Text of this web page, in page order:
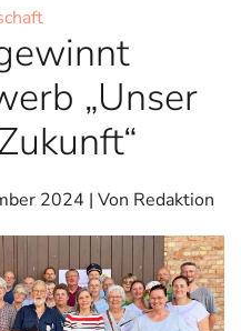
„Unser
2024 | Von Redaktion